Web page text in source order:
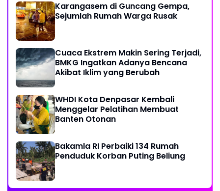
Karangasem di Guncang Gempa,
Sejumlah Rumah Warga Rusak
Cuaca Ekstrem Makin Sering Terjadi,
BMKG Ingatkan Adanya Bencana
Akibat Iklim yang Berubah
WHDI Kota Denpasar Kembali
Menggelar Pelatihan Membuat
Banten Otonan
Bakamla RI Perbaiki 134 Rumah
Penduduk Korban Puting Beliung